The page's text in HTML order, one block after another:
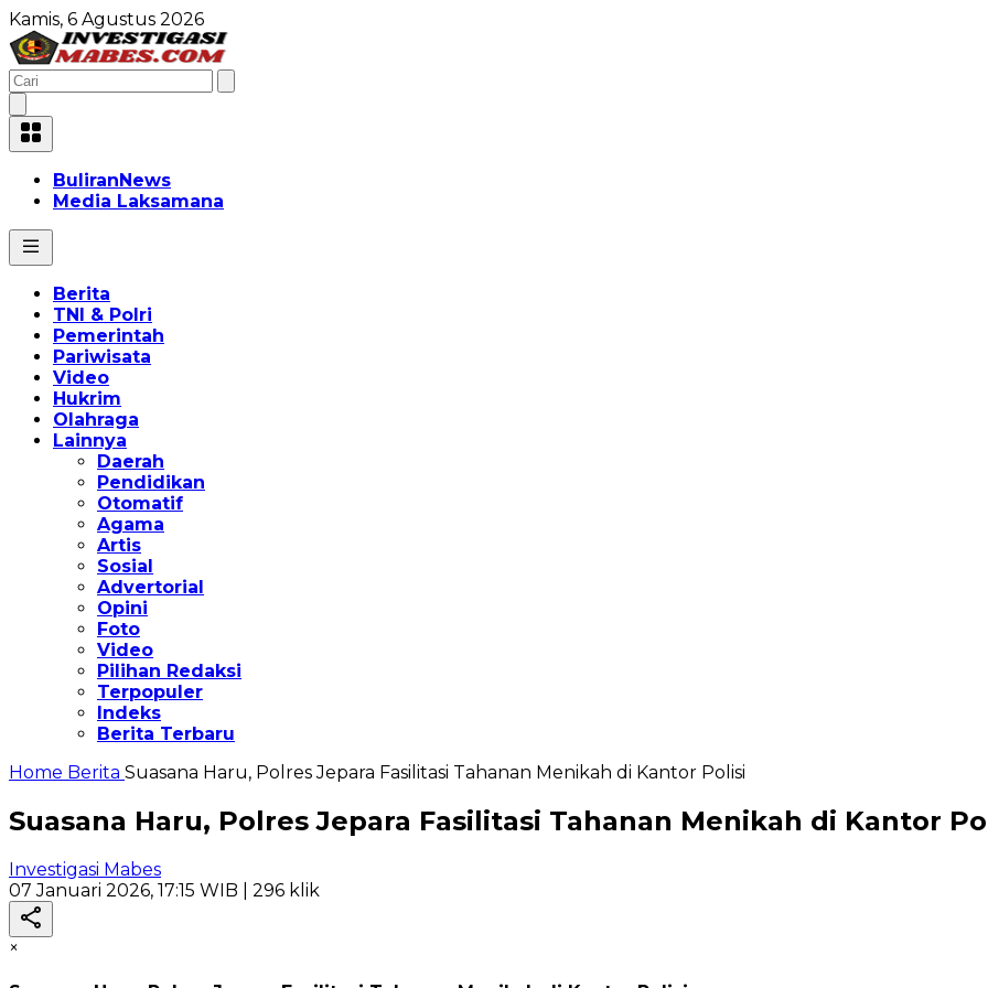
Kamis, 6 Agustus 2026
BuliranNews
Media Laksamana
Berita
TNI & Polri
Pemerintah
Pariwisata
Video
Hukrim
Olahraga
Lainnya
Daerah
Pendidikan
Otomatif
Agama
Artis
Sosial
Advertorial
Opini
Foto
Video
Pilihan Redaksi
Terpopuler
Indeks
Berita Terbaru
Home Berita Suasana Haru, Polres Jepara Fasilitasi Tahanan Menikah di Kantor Polisi
Suasana Haru, Polres Jepara Fasilitasi Tahanan Menikah di Kantor
Investigasi Mabes
07 Januari 2026, 17:15 WIB | 296 klik
×